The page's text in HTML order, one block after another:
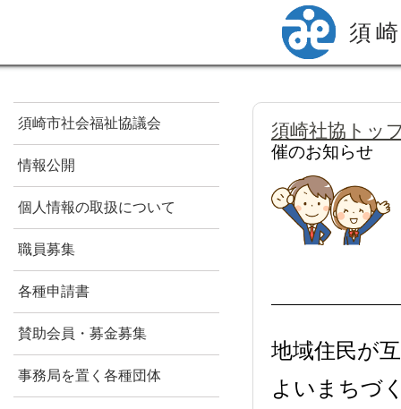
須
須崎市社会福祉協議会
情報公開
個人情報の取扱について
職員募集
各種申請書
賛助会員・募金募集
事務局を置く各種団体
須崎社協トッ
催のお知らせ
地域住民が
よいまちづ